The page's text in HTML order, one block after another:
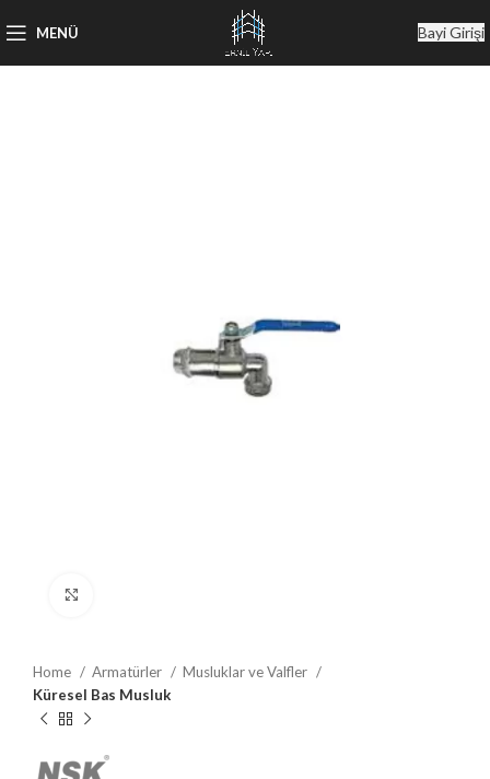
MENÜ Bayi Girişi
Home Armatürler
Musluklar ve Valfler
Küresel Bas Musluk